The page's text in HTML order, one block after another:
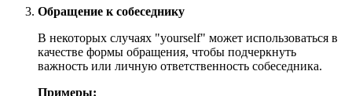
Обращение к собеседнику
В некоторых случаях "yourself" может использоваться в
качестве формы обращения, чтобы подчеркнуть
важность или личную ответственность собеседника.
Примеры: